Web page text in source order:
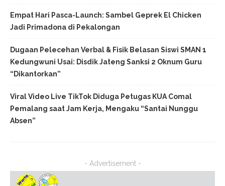
Empat Hari Pasca-Launch: Sambel Geprek El Chicken
Jadi Primadona di Pekalongan
Dugaan Pelecehan Verbal & Fisik Belasan Siswi SMAN 1
Kedungwuni Usai: Disdik Jateng Sanksi 2 Oknum Guru
“Dikantorkan”
Viral Video Live TikTok Diduga Petugas KUA Comal
Pemalang saat Jam Kerja, Mengaku “Santai Nunggu
Absen”
- Advertisement -